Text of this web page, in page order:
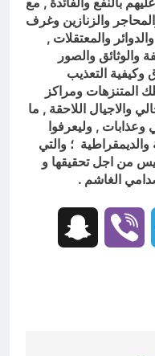
والزنازين وغرف
والمعتقلات ,
والوثائق والصور
وكيفية التعذيب
المتنزهات ومراكز
والاجيال اللاحقة , ما
وعذابات , وليعرفوا
؛ والتي
من اجل تحقيقها و
الغاشم .
Telegram
Viber